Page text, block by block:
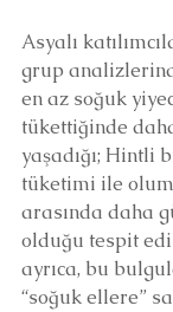
Asyalı
grup
en az soğuk
tükettiğinde
yaşadığı; Hintli
tüketimi ile
arasında daha
olduğu tespit
ayrıca, bu
“soğuk ellere”